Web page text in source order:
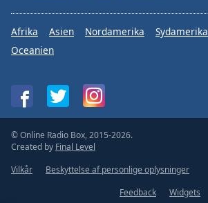
Afrika Asien Nordamerika Sydamerika
Oceanien
© Online Radio Box, 2015-2026.
Created by Final Level
Vilkår
Beskyttelse af personlige oplysninger
Feedback
Widgets